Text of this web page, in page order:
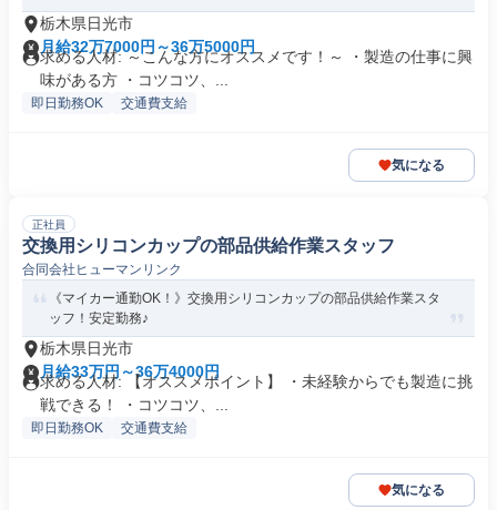
栃木県日光市
月給32万7000円～36万5000円
求める人材: ～こんな方にオススメです！～ ・製造の仕事に興
味がある方 ・コツコツ、...
即日勤務OK 交通費支給
気になる
正社員
交換用シリコンカップの部品供給作業スタッフ
合同会社ヒューマンリンク
《マイカー通勤OK！》交換用シリコンカップの部品供給作業スタ
ッフ！安定勤務♪
栃木県日光市
月給33万円～36万4000円
求める人材: 【オススメポイント】 ・未経験からでも製造に挑
戦できる！ ・コツコツ、...
即日勤務OK 交通費支給
気になる